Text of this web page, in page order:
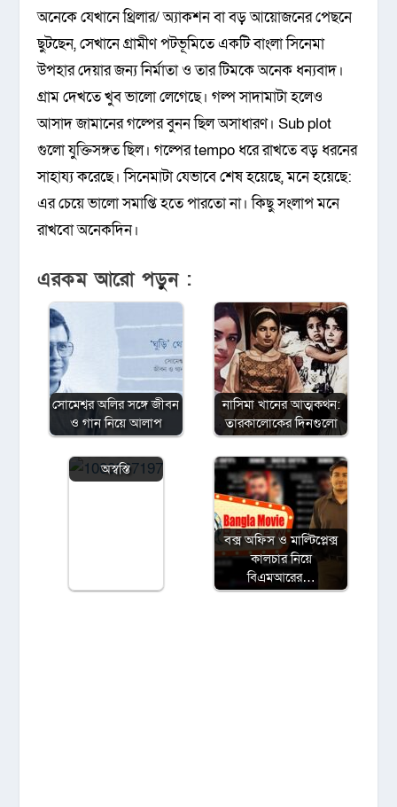
অনেকে যেখানে থ্রিলার/ অ্যাকশন বা বড় আয়োজনের পেছনে
ছুটছেন, সেখানে গ্রামীণ পটভূমিতে একটি বাংলা সিনেমা
উপহার দেয়ার জন্য নির্মাতা ও তার টিমকে অনেক ধন্যবাদ।
গ্রাম দেখতে খুব ভালো লেগেছে। গল্প সাদামাটা হলেও
আসাদ জামানের গল্পের বুনন ছিল অসাধারণ। Sub plot
গুলো যুক্তিসঙ্গত ছিল। গল্পের tempo ধরে রাখতে বড় ধরনের
সাহায্য করেছে। সিনেমাটা যেভাবে শেষ হয়েছে, মনে হয়েছে:
এর চেয়ে ভালো সমাপ্তি হতে পারতো না। কিছু সংলাপ মনে
রাখবো অনেকদিন।
এরকম আরো পড়ুন :
সোমেশ্বর অলির সঙ্গে জীবন
ও গান নিয়ে আলাপ
নাসিমা খানের আত্মকথন:
তারকালোকের দিনগুলো
‘জাতীয় চলচ্চিত্র
পুরস্কার ২০২৩’
অস্বস্তি
বক্স অফিস ও মাল্টিপ্লেক্স
কালচার নিয়ে
বিএমআরের…